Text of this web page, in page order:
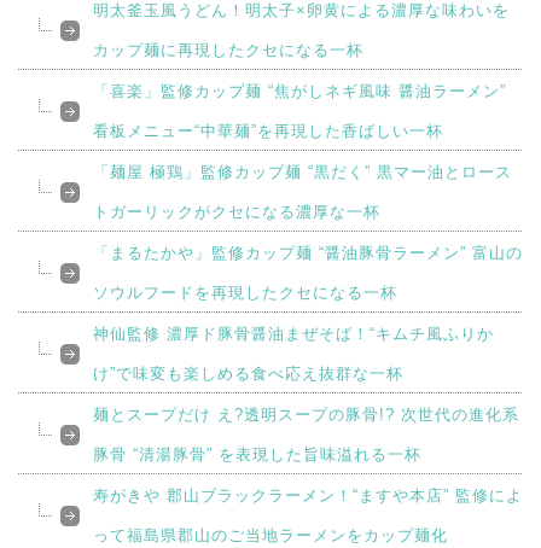
明太釜玉風うどん！明太子×卵黄による濃厚な味わいを
カップ麺に再現したクセになる一杯
「喜楽」監修カップ麺 “焦がしネギ風味 醤油ラーメン”
看板メニュー“中華麺”を再現した香ばしい一杯
「麺屋 極鶏」監修カップ麺 “黒だく” 黒マー油とロース
トガーリックがクセになる濃厚な一杯
「まるたかや」監修カップ麺 “醤油豚骨ラーメン” 富山の
ソウルフードを再現したクセになる一杯
神仙監修 濃厚ド豚骨醤油まぜそば！“キムチ風ふりか
け”で味変も楽しめる食べ応え抜群な一杯
麺とスープだけ え?透明スープの豚骨!? 次世代の進化系
豚骨 “清湯豚骨” を表現した旨味溢れる一杯
寿がきや 郡山ブラックラーメン！“ますや本店” 監修によ
って福島県郡山のご当地ラーメンをカップ麺化